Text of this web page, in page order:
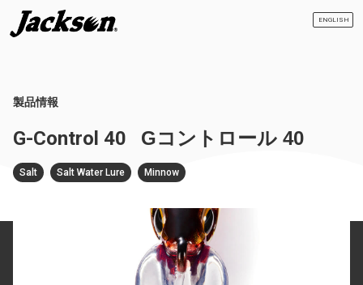
ENGLISH
製品情報
G-Control 40 Gコントロール 40
Salt Salt Water Lure Minnow